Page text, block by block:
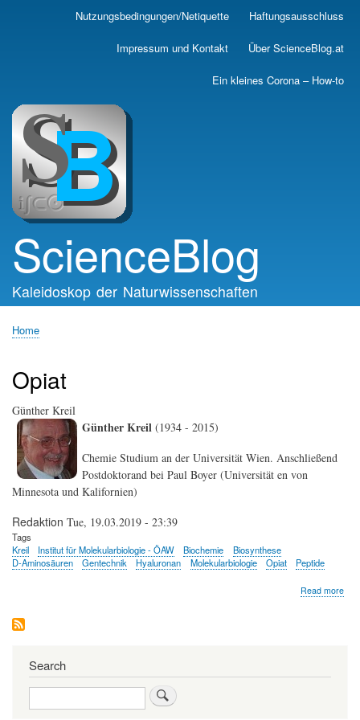
Skip
main
Nutzungsbedingungen/Netiquette Haftungsausschluss
Impressum und Kontakt Über ScienceBlog.at
Ein kleines Corona – How-to
ScienceBlog
Kaleidoskop der Naturwissenschaften
Home
Opiat
Günther Kreil
Günther Kreil (1934 - 2015)
Chemie Studium an der Universität Wien. Anschließend
Postdoktorand bei Paul Boyer (Universität en von
Minnesota und Kalifornien)
Redaktion Tue, 19.03.2019 - 23:39
Tags
Kreil
Institut für Molekularbiologie - ÖAW Biochemie
Biosynthese
D-Aminosäuren
Gentechnik Hyaluronan Molekularbiologie Opiat Peptide
Read more
Search
Search